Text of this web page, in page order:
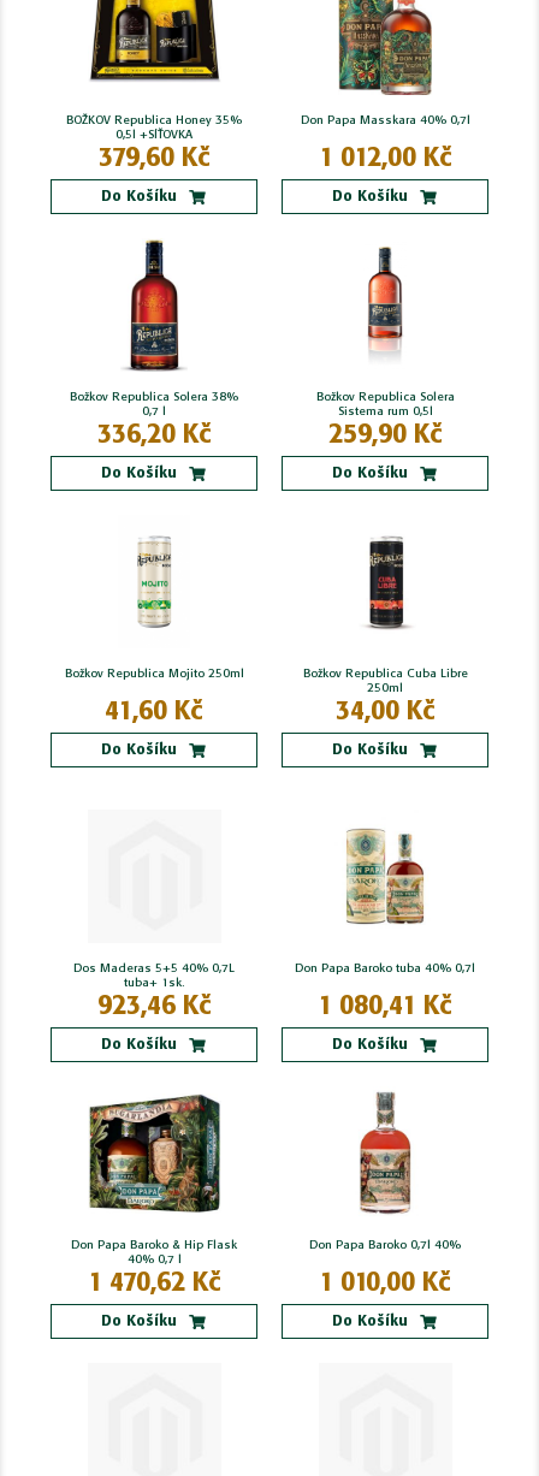
BOŽKOV Republica Honey 35%
0,5l +SÍŤOVKA
379,60 Kč
Do Košíku
Don Papa Masskara 40% 0,7l
1 012,00 Kč
Do Košíku
Božkov Republica Solera 38%
0,7 l
336,20 Kč
Do Košíku
Božkov Republica Solera
Sistema rum 0,5l
259,90 Kč
Do Košíku
Božkov Republica Mojito 250ml
41,60 Kč
Do Košíku
Božkov Republica Cuba Libre
250ml
34,00 Kč
Do Košíku
Dos Maderas 5+5 40% 0,7L
tuba+ 1sk.
923,46 Kč
Do Košíku
Don Papa Baroko tuba 40% 0,7l
1 080,41 Kč
Do Košíku
Don Papa Baroko & Hip Flask
40% 0,7 l
1 470,62 Kč
Do Košíku
Don Papa Baroko 0,7l 40%
1 010,00 Kč
Do Košíku